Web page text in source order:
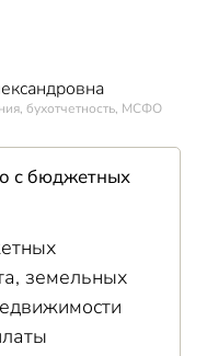
бухотчетность, МСФО
с бюджетных
земельных